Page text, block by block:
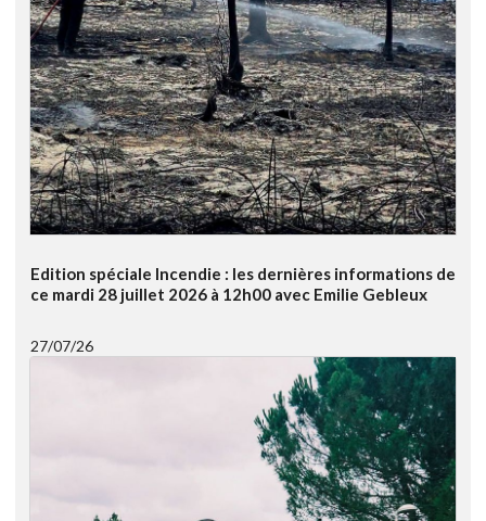
Edition spéciale Incendie : les dernières informations de
ce mardi 28 juillet 2026 à 12h00 avec Emilie Gebleux
27/07/26